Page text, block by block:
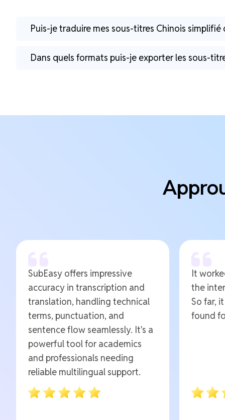
Puis-je traduire mes sous-titres Chinois simplifié
Dans quels formats puis-je exporter les sous-
SubEasy offers impressive
accuracy in transcription and
translation, handling technical
terms, punctuation, and
sentence flow seamlessly. It's a
powerful tool for academics
and professionals needing
reliable multilingual support.
It
the
So far,
found